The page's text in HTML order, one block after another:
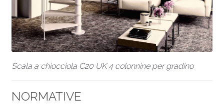
Scala a chiocciola C20 UK 4 colonnine per gradino
NORMATIVE